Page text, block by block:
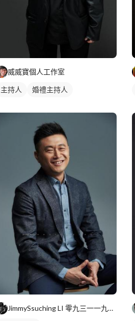
威威寶個人工作室
主持人 婚禮主持人
JimmySsuching LI 零九三一一九零零零七 ＞J